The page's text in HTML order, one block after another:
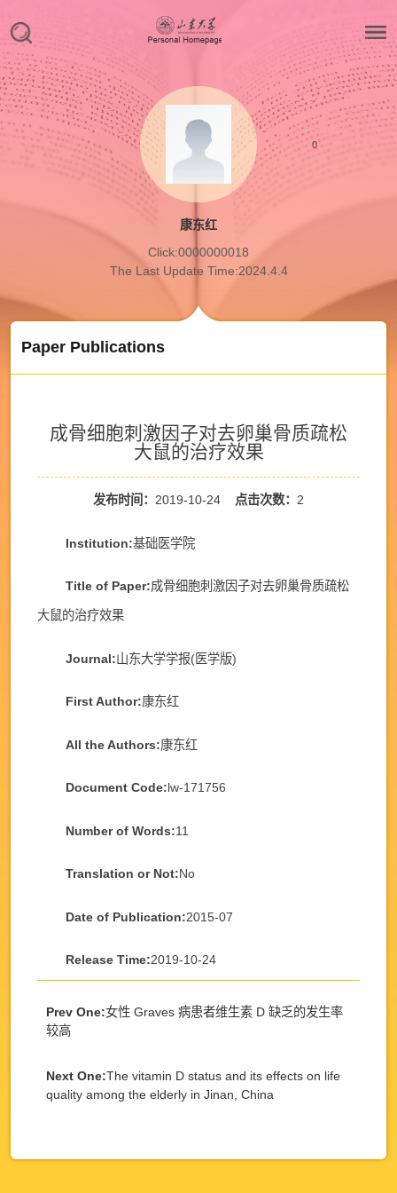
0
康东红
Click:0000000018
The Last Update Time:2024.4.4
Paper Publications
成骨细胞刺激因子对去卵巢骨质疏松
大鼠的治疗效果
发布时间： 2019-10-24 点击次数： 2
Institution:基础医学院
Title of Paper:成骨细胞刺激因子对去卵巢骨质疏松
大鼠的治疗效果
Journal:山东大学学报(医学版)
First Author:康东红
All the Authors:康东红
Document Code:lw-171756
Number of Words:11
Translation or Not:No
Date of Publication:2015-07
Release Time:2019-10-24
Prev One:女性 Graves 病患者维生素 D 缺乏的发生率
较高
Next One:The vitamin D status and its effects on life
quality among the elderly in Jinan, China